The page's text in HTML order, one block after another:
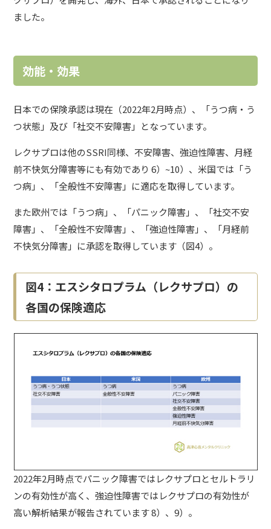
ました。
効能・効果
日本での保険承認は現在（2022年2月時点）、「うつ病・う
つ状態」及び「社交不安障害」となっています。
レクサプロは他のSSRI同様、不安障害、強迫性障害、月経
前不快気分障害等にも有効であり 6）~10）、米国では「う
つ病」、「全般性不安障害」に適応を取得しています。
また欧州では「うつ病」、「パニック障害」、「社交不安
障害」、「全般性不安障害」、「強迫性障害」、「月経前
不快気分障害」に承認を取得しています（図4）。
図4：エスシタロプラム（レクサプロ）の
各国の保険適応
2022年2月時点でパニック障害ではレクサプロとセルトラリ
ンの有効性が高く、強迫性障害ではレクサプロの有効性が
高い解析結果が報告されています 8）、9）。